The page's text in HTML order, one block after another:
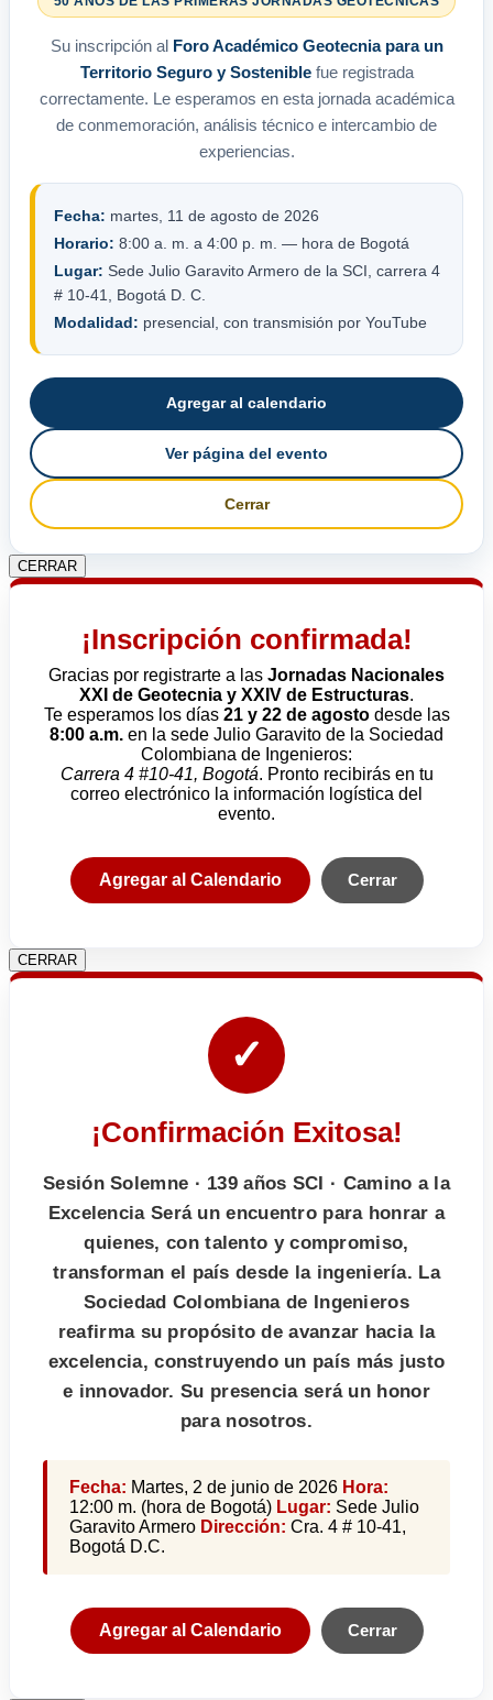
Su inscripción al Foro Académico Geotecnia para un
Territorio Seguro y Sosteniblefue registrada
correctamente. Le esperamos en esta jornada académica
de conmemoración, análisis técnico e intercambio de
experiencias.
Fecha: martes, 11 de agosto de 2026
Horario: 8:00 a. m. a 4:00 p. m. — hora de Bogotá
Lugar: Sede Julio Garavito Armero de la SCI, carrera 4
# 10-41, Bogotá D. C.
Modalidad: presencial, con transmisión por YouTube
Agregar al calendario
Ver página del evento
Cerrar
CERRAR
¡Inscripción confirmada!
Gracias por registrarte a las Jornadas Nacionales
XXI de Geotecnia y XXIV de Estructuras.
Te esperamos los días 21 y 22 de agostodesde las
8:00 a.m. en la sede Julio Garavito de la Sociedad
Colombiana de Ingenieros:
Carrera 4 #10-41, Bogotá. Pronto recibirás en tu
correo electrónico la información logística del
evento.
Agregar al Calendario Cerrar
CERRAR
✓
¡Confirmación Exitosa!
Sesión Solemne · 139 años SCI · Camino a la
Excelencia Será un encuentro para honrar a
quienes, con talento y compromiso,
transforman el país desde la ingeniería. La
Sociedad Colombiana de Ingenieros
reafirma su propósito de avanzar hacia la
excelencia, construyendo un país más justo
e innovador. Su presencia será un honor
para nosotros.
Fecha: Martes, 2 de junio de 2026 Hora:
12:00 m. (hora de Bogotá) Lugar: Sede Julio
Garavito Armero Dirección: Cra. 4 # 10-41,
Bogotá D.C.
Agregar al Calendario Cerrar